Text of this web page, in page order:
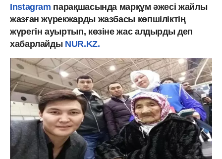
Instagram парақшасында марқұм әжесі жайлы
жазған жүрекжарды жазбасы көпшіліктің
жүрегін ауыртып, көзіне жас алдырды деп
хабарлайды NUR.KZ.